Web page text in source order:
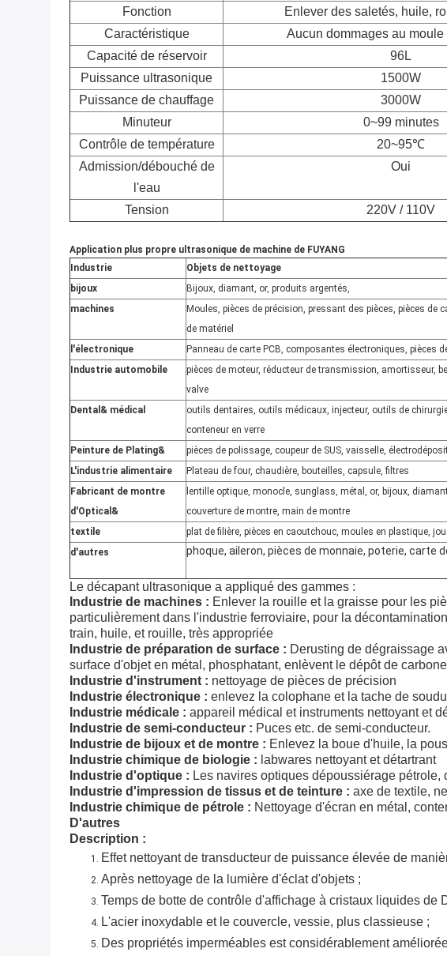
Fonction
Enlever des saletés, huile,
Caractéristique
Aucun dommages au
Capacité de réservoir
96L
Puissance ultrasonique
1500W
Puissance de chauffage
3000W
Minuteur
0~99 minutes
Contrôle de température
20~95℃
Admission/débouché de
l'eau
Oui
Tension 220V / 110V
Application plus propre ultrasonique de machine de FUYANG
Industrie
Objets de nettoyage
bijoux
Bijoux, diamant, or, produits argentés,
machines
Moules, pièces de précision, pressant des pièces, pièces de
de matériel
l'électronique
Panneau de carte PCB, composantes électroniques, pièces
Industrie automobile
pièces de moteur, réducteur de transmission, amortisseur,
valve
Dental& médical
outils dentaires, outils médicaux, injecteur, outils de
conteneur en verre
Peinture de Plating&
pièces de polissage, coupeur de SUS, vaisselle,
L'industrie alimentaire
Plateau de four, chaudière, bouteilles, capsule, filtres
Fabricant de montre
d'Optical&
lentille optique, monocle, sunglass, métal, or, bijoux,
couverture de montre, main de montre
textile
plat de filière, pièces en caoutchouc, moules en plastique,
d'autres
phoque, aileron, pièces de monnaie, poterie, carte
Le décapant ultrasonique a appliqué des gammes :
Industrie de machines : Enlever la rouille et la graisse pour les
particulièrement dans l'industrie ferroviaire, pour la
train, huile, et rouille, très appropriée
Industrie de préparation de surface : Derusting de dégraissage
surface d'objet en métal, phosphatant, enlèvent le dépôt de
Industrie d'instrument : nettoyage de pièces de précision
Industrie électronique : enlevez la colophane et la tache de
Industrie médicale : appareil médical et instruments nettoyant et
Industrie de semi-conducteur : Puces etc. de semi-conducteur.
Industrie de bijoux et de montre : Enlevez la boue d'huile, la
Industrie chimique de biologie : labwares nettoyant et détartrant
Industrie d'optique : Les navires optiques dépoussiérage pétrole,
Industrie d'impression de tissus et de teinture : axe de textile,
Industrie chimique de pétrole : Nettoyage d'écran en métal,
D'autres
Description :
Effet nettoyant de transducteur de puissance élevée de
Après nettoyage de la lumière d'éclat d'objets ;
Temps de botte de contrôle d'affichage à cristaux liquides de
L'acier inoxydable et le couvercle, vessie, plus classieuse ;
Des propriétés imperméables est considérablement